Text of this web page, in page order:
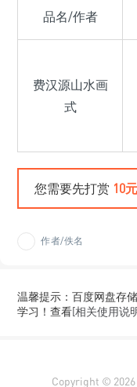
品名/作者
费汉源山水画
式
您需要先打赏 10元
作者/佚名
温馨提示：百度网盘存
学习！查看[相关使用说
Copyright © 2026